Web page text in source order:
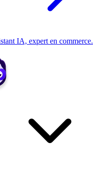
IA, expert en commerce.